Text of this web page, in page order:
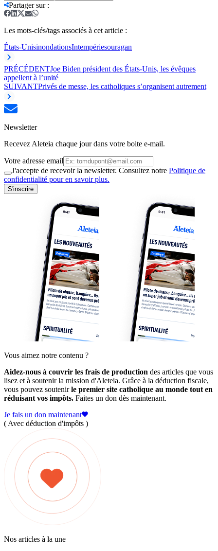
Partager sur:
Les mots-clés/tags associés à cet article :
États-UnisinondationsIntempériesouragan
PRÉCÉDENTJoe Biden président des États-Unis, les évêques
appellent à l’unité
SUIVANTPrivés de messe, les catholiques s’organisent autrement
Newsletter
Recevez Aleteia chaque jour dans votre boite e-mail.
Votre adresse email
J'accepte de recevoir la newsletter. Consultez notre Politique de
confidentialité pour en savoir plus.
S'inscrire
Vous aimez notre contenu ?
Aidez-nous à couvrir les frais de production des articles que vous
lisez et à soutenir la mission d'Aleteia. Grâce à la déduction fiscale,
vous pouvez soutenirle premier site catholique au monde tout en
réduisant vos impôts. Faites un don dès maintenant.
Je fais un don maintenant
( Avec déduction d'impôts )
Nos articles à la une